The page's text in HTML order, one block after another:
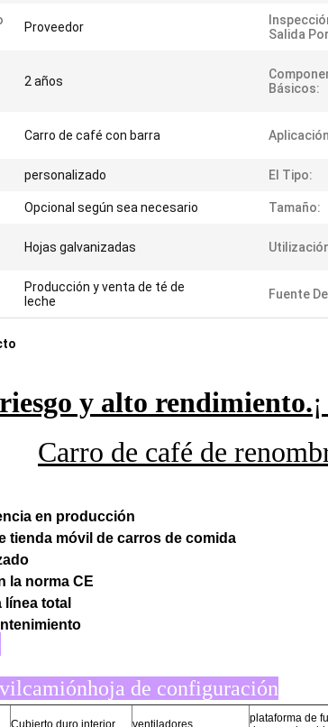
Proveedor
Salida
2 años
Básicos:
Carro de café con barra
personalizado El Tipo:
Opcional según sea necesario Tamaño:
Hojas galvanizadas
Producción y venta de té de
leche
Fuente
y alto rendimiento.
Carro de café de
en producción
tienda móvil de carros de comida
la norma CE
total